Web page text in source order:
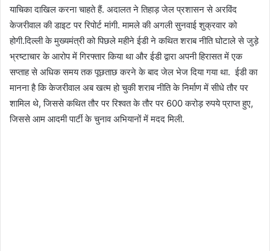
याचिका दाखिल करना चाहते हैं. अदालत ने तिहाड़ जेल प्रशासन से अरविंद
केजरीवाल की डाइट पर रिपोर्ट मांगी. मामले की अगली सुनवाई शुक्रवार को
होगी.दिल्ली के मुख्यमंत्री को पिछले महीने ईडी ने कथित शराब नीति घोटाले से जुड़े
भ्रष्टाचार के आरोप में गिरफ्तार किया था और ईडी द्वारा अपनी हिरासत में एक
सप्ताह से अधिक समय तक पूछताछ करने के बाद जेल भेज दिया गया था. ईडी का
मानना ​​है कि केजरीवाल अब खत्म हो चुकी शराब नीति के निर्माण में सीधे तौर पर
शामिल थे, जिससे कथित तौर पर रिश्वत के तौर पर 600 करोड़ रुपये प्राप्त हुए,
जिससे आम आदमी पार्टी के चुनाव अभियानों में मदद मिली.